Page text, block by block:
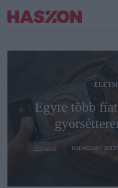
Egyre több
2025-06-01 KARÁCSONY